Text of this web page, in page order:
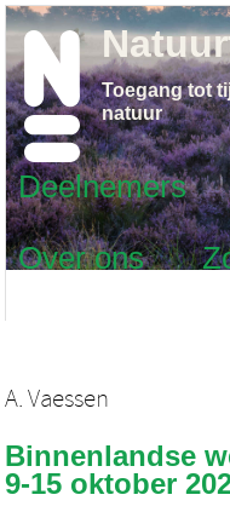
Deelnemers
Over ons
Toegang tot
natuur
A. Vaessen
Binnenlandse
9-15 oktober